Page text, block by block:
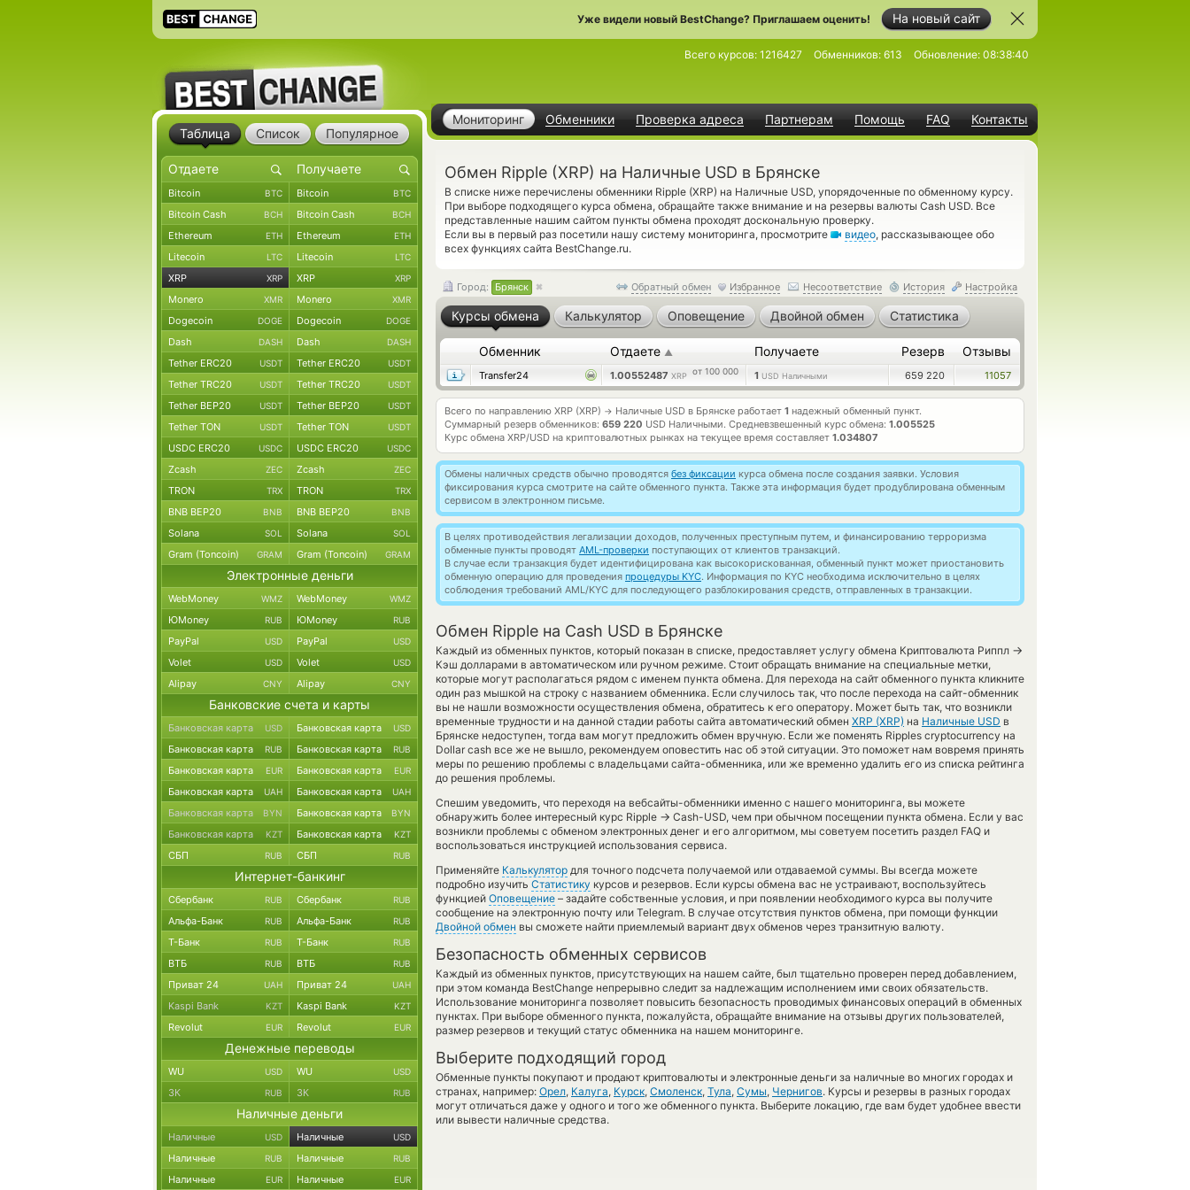
На новый сайт
Уже видели новый BestChange? Приглашаем оценить!
Мониторинг Обменники Проверка адреса Партнерам Помощь FAQ Контакты
Всего курсов: 1216427 Обменников: 613 Обновление: 08:38:40
Обмен Ripple (XRP) на Наличные USD в Брянске
В списке ниже перечислены обменники Ripple (XRP) на Наличные USD, упорядоченные по обменному курсу.
При выборе подходящего курса обмена, обращайте также внимание и на резервы валюты Cash USD. Все
представленные нашим сайтом пункты обмена проходят доскональную проверку.
Если вы в первый раз посетили нашу систему мониторинга, просмотрите
видео, рассказывающее обо
всех функциях сайта BestChange.ru.
Обратный обмен Избранное Несоответствие История Настройка
Город: Брянск
Курсы обмена Калькулятор Оповещение Двойной обмен Статистика
Обменник Отдаете ▲ Получаете Резерв Отзывы
Transfer24 1.00552487 XRP от 100 000 1 USD Наличными 659 220 11057
Всего по направлению XRP (XRP) → Наличные USD в Брянске работает 1 надежный обменный пункт.
Суммарный резерв обменников: 659 220 USD Наличными. Средневзвешенный курс обмена: 1.005525
Курс обмена XRP/USD на криптовалютных рынках на текущее время составляет 1.034807
Обмены наличных средств обычно проводятся без фиксации курса обмена после создания заявки. Условия
фиксирования курса смотрите на сайте обменного пункта. Также эта информация будет продублирована обменным
сервисом в электронном письме.
В целях противодействия легализации доходов, полученных преступным путем, и финансированию терроризма
обменные пункты проводят AML-проверки поступающих от клиентов транзакций.
В случае если транзакция будет идентифицирована как высокорискованная, обменный пункт может приостановить
обменную операцию для проведения процедуры KYC. Информация по KYC необходима исключительно в целях
соблюдения требований AML/KYC для последующего разблокирования средств, отправленных в транзакции.
Обмен Ripple на Cash USD в Брянске
Каждый из обменных пунктов, который показан в списке, предоставляет услугу обмена Криптовалюта Риппл →
Кэш долларами в автоматическом или ручном режиме. Стоит обращать внимание на специальные метки,
которые могут располагаться рядом с именем пункта обмена. Для перехода на сайт обменного пункта кликните
один раз мышкой на строку с названием обменника. Если случилось так, что после перехода на сайт-обменник
вы не нашли возможности осуществления обмена, обратитесь к его оператору. Может быть так, что возникли
временные трудности и на данной стадии работы сайта автоматический обмен XRP (XRP) на Наличные USD в
Брянске недоступен, тогда вам могут предложить обмен вручную. Если же поменять Ripples cryptocurrency на
Dollar cash все же не вышло, рекомендуем оповестить нас об этой ситуации. Это поможет нам вовремя принять
меры по решению проблемы с владельцами сайта-обменника, или же временно удалить его из списка рейтинга
до решения проблемы.
Спешим уведомить, что переходя на вебсайты-обменники именно с нашего мониторинга, вы можете
обнаружить более интересный курс Ripple → Cash-USD, чем при обычном посещении пункта обмена. Если у вас
возникли проблемы с обменом электронных денег и его алгоритмом, мы советуем посетить раздел FAQ и
воспользоваться инструкцией использования сервиса.
Применяйте Калькулятор для точного подсчета получаемой или отдаваемой суммы. Вы всегда можете
подробно изучить Статистику курсов и резервов. Если курсы обмена вас не устраивают, воспользуйтесь
функцией Оповещение – задайте собственные условия, и при появлении необходимого курса вы получите
сообщение на электронную почту или Telegram. В случае отсутствия пунктов обмена, при помощи функции
Двойной обмен вы сможете найти приемлемый вариант двух обменов через транзитную валюту.
Безопасность обменных сервисов
Каждый из обменных пунктов, присутствующих на нашем сайте, был тщательно проверен перед добавлением,
при этом команда BestChange непрерывно следит за надлежащим исполнением ими своих обязательств.
Использование мониторинга позволяет повысить безопасность проводимых финансовых операций в обменных
пунктах. При выборе обменного пункта, пожалуйста, обращайте внимание на отзывы других пользователей,
размер резервов и текущий статус обменника на нашем мониторинге.
Выберите подходящий город
Обменные пункты покупают и продают криптовалюты и электронные деньги за наличные во многих городах и
странах, например: Орел, Калуга, Курск, Смоленск, Тула, Сумы, Чернигов. Курсы и резервы в разных городах
могут отличаться даже у одного и того же обменного пункта. Выберите локацию, где вам будет удобнее ввести
или вывести наличные средства.
Таблица Список Популярное
Bitcoin BTC Bitcoin BTC
Bitcoin Cash BCH Bitcoin Cash BCH
Ethereum ETH Ethereum ETH
Litecoin LTC Litecoin LTC
XRP XRP XRP XRP
Monero XMR Monero XMR
Dogecoin DOGE Dogecoin DOGE
Dash DASH Dash DASH
Tether ERC20 USDT Tether ERC20 USDT
Tether TRC20 USDT Tether TRC20 USDT
Tether BEP20 USDT Tether BEP20 USDT
Tether TON USDT Tether TON USDT
USDC ERC20 USDC USDC ERC20 USDC
Zcash ZEC Zcash ZEC
TRON TRX TRON TRX
BNB BEP20 BNB BNB BEP20 BNB
Solana SOL Solana SOL
Gram (Toncoin) GRAM Gram (Toncoin) GRAM
Электронные деньги
WebMoney WMZ WebMoney WMZ
ЮMoney RUB ЮMoney RUB
PayPal USD PayPal USD
Volet USD Volet USD
Alipay CNY Alipay CNY
Банковские счета и карты
Банковская карта USD Банковская карта USD
Банковская карта RUB Банковская карта RUB
Банковская карта EUR Банковская карта EUR
Банковская карта UAH Банковская карта UAH
Банковская карта BYN Банковская карта BYN
Банковская карта KZT Банковская карта KZT
СБП RUB СБП RUB
Интернет-банкинг
Сбербанк RUB Сбербанк RUB
Альфа-Банк RUB Альфа-Банк RUB
Т-Банк RUB Т-Банк RUB
ВТБ RUB ВТБ RUB
Приват 24 UAH Приват 24 UAH
Kaspi Bank KZT Kaspi Bank KZT
Revolut EUR Revolut EUR
Денежные переводы
WU USD WU USD
ЗК RUB ЗК RUB
Наличные деньги
Наличные USD Наличные USD
Наличные RUB Наличные RUB
Наличные EUR Наличные EUR